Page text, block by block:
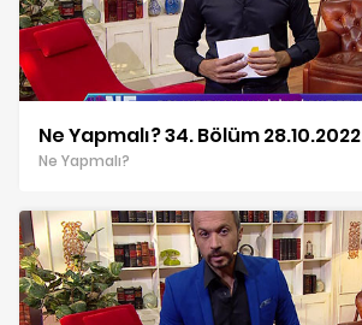
Ne Yapmalı? 34. Bölüm 28.10.2022
Ne Yapmalı?